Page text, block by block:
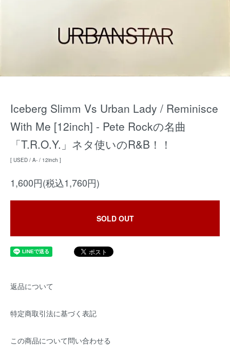
Iceberg Slimm Vs Urban Lady / Reminisce
With Me [12inch] - Pete Rockの名曲
「T.R.O.Y.」ネタ使いのR&B！！
[ USED / A- / 12inch ]
1,600円(税込1,760円)
SOLD OUT
返品について
特定商取引法に基づく表記
この商品について問い合わせる